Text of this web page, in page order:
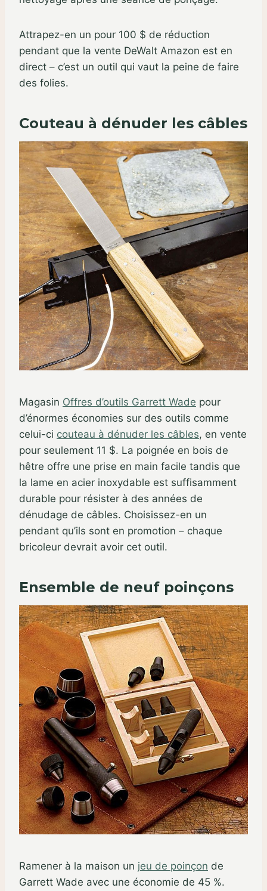
Attrapez-en un pour 100 $ de réduction
pendant que la vente DeWalt Amazon est en
direct – c’est un outil qui vaut la peine de faire
des folies.
Couteau à dénuder les câbles
Magasin Offres d’outils Garrett Wade pour
d’énormes économies sur des outils comme
celui-ci couteau à dénuder les câbles, en vente
pour seulement 11 $. La poignée en bois de
hêtre offre une prise en main facile tandis que
la lame en acier inoxydable est suffisamment
durable pour résister à des années de
dénudage de câbles. Choisissez-en un
pendant qu’ils sont en promotion – chaque
bricoleur devrait avoir cet outil.
Ensemble de neuf poinçons
Ramener à la maison un jeu de poinçon de
Garrett Wade avec une économie de 45 %.